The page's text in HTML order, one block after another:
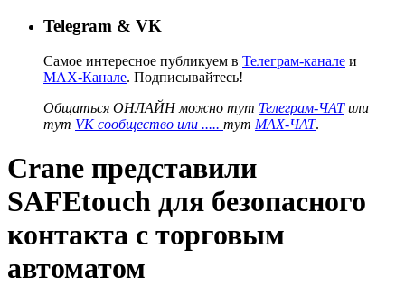
Telegram & VK
Самое интересное публикуем в Телеграм-канале и
MAX-Канале. Подписывайтесь!
Общаться ОНЛАЙН можно тут Телеграм-ЧАТили
тут VK сообщество или ..... тут MAX-ЧАТ.
Crane представили
SAFEtouch для безопасного
контакта с торговым
автоматом